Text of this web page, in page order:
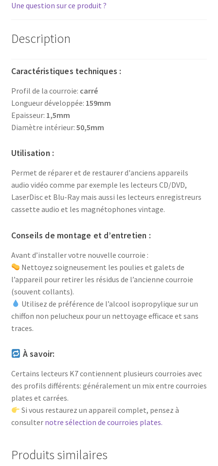
Une question sur ce produit ?
Description
Caractéristiques techniques :
Profil de la courroie: carré
Longueur développée: 159mm
Epaisseur: 1,5mm
Diamètre intérieur: 50,5mm
Utilisation :
Permet de réparer et de restaurer d'anciens appareils
audio vidéo comme par exemple les lecteurs CD/DVD,
LaserDisc et Blu-Ray mais aussi les lecteurs enregistreurs
cassette audio et les magnétophones vintage.
Conseils de montage et d’entretien :
Avant d’installer votre nouvelle courroie :
Nettoyez soigneusement les poulies et galets de
l’appareil pour retirer les résidus de l’ancienne courroie
(souvent collants).
Utilisez de préférence de l’alcool isopropylique sur un
chiffon non pelucheux pour un nettoyage efficace et sans
traces.
À savoir:
Certains lecteurs K7 contiennent plusieurs courroies avec
des profils différents: généralement un mix entre courroies
plates et carrées.
Si vous restaurez un appareil complet, pensez à
consulter notre sélection de courroies plates.
Produits similaires